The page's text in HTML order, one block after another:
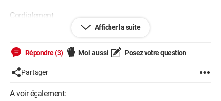
Cordialement
Windows10/Microsoft 365 / Thunderbird / imprim. Samsung
ML1865/imprim. Epson WF 2840 / box Orange fibre / tablette
Afficher la suite
Répondre (3) Moi aussi Posez votre question
Partager
A voir également: